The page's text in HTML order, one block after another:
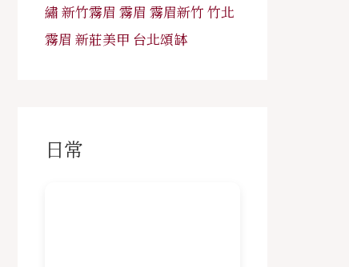
繡 新竹霧眉 霧眉 霧眉新竹 竹北
霧眉 新莊美甲 台北頌缽
日常